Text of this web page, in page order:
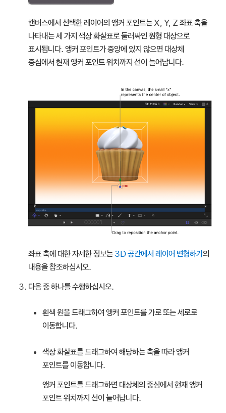
캔버스에서 선택한 레이어의 앵커 포인트는 X, Y, Z 좌표 축을
나타내는 세 가지 색상 화살표로 둘러싸인 원형 대상으로
표시됩니다. 앵커 포인트가 중앙에 있지 않으면 대상체
중심에서 현재 앵커 포인트 위치까지 선이 늘어납니다.
좌표 축에 대한 자세한 정보는 3D 공간에서 레이어 변형하기의
내용을 참조하십시오.
다음 중 하나를 수행하십시오.
흰색 원을 드래그하여 앵커 포인트를 가로 또는 세로로
이동합니다.
색상 화살표를 드래그하여 해당하는 축을 따라 앵커
포인트를 이동합니다.
앵커 포인트를 드래그하면 대상체의 중심에서 현재 앵커
포인트 위치까지 선이 늘어납니다.